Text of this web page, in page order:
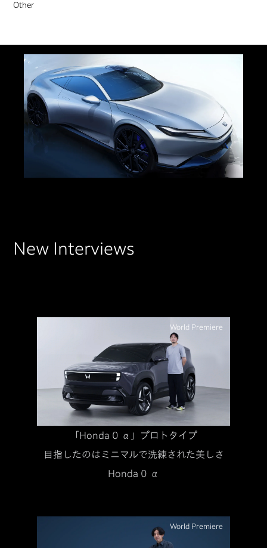
Other
New Interviews
「Honda 0 α」プロトタイプ
目指したのはミニマルで洗練された美しさ
Honda 0 α
World Premiere
World Premiere